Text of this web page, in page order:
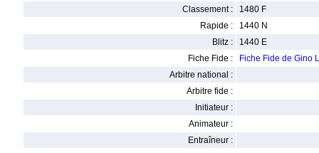
Classement :
1480 F
Rapide :
1440 N
Blitz :
1440 E
Fiche Fide :
Fiche Fide de Gino
Arbitre national :
Arbitre fide :
Initiateur :
Animateur :
Entraîneur :